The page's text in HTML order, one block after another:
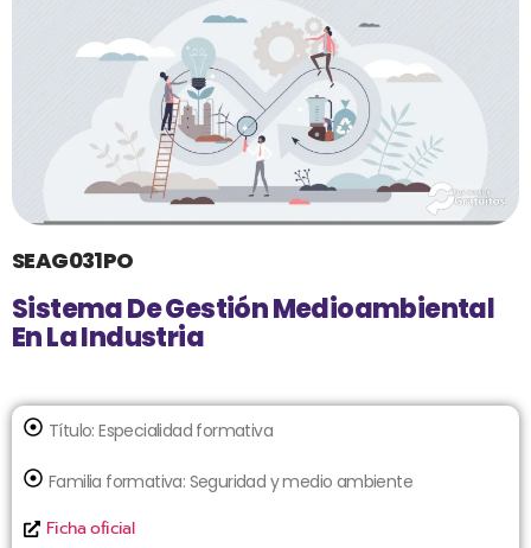
SEAG031PO
Sistema De Gestión Medioambiental
En La Industria
Título:Especialidad formativa
Familia formativa: Seguridad y medio ambiente
Ficha oficial